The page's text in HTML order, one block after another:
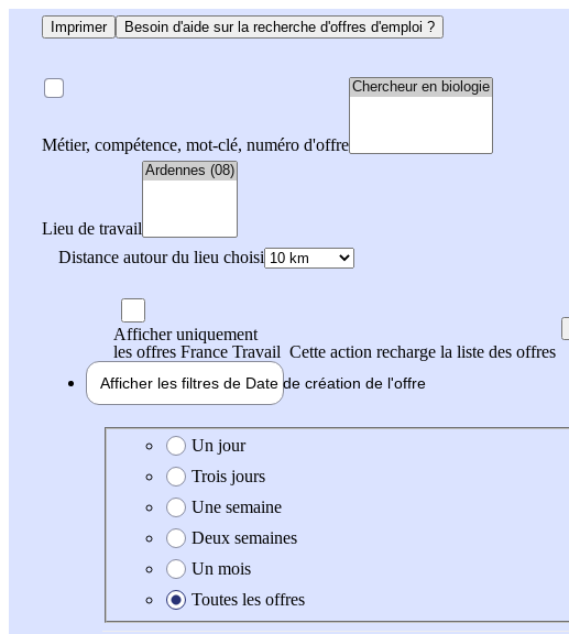
Imprimer Besoin d'aide sur la recherche d'offres d'emploi ?
Métier, compétence, mot-clé, numéro d'offre
Lieu de travail
Distance autour du lieu choisi
Afficher uniquement
les offres France Travail Cette action recharge la liste des offres
Afficher les filtres de Date de création de l'offre
Date de création de l'offre
Un jour
Trois jours
Une semaine
Deux semaines
Un mois
Toutes les offres